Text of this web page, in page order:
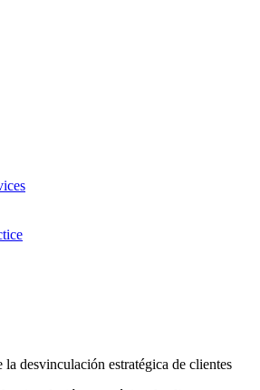
la desvinculación estratégica de clientes